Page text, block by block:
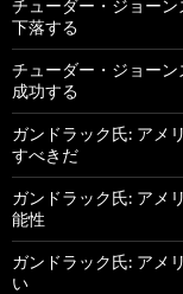
チューダー・ジョー
下落する
チューダー・ジョー
成功する
ガンドラック氏: アメ
すべきだ
ガンドラック氏: アメ
能性
ガンドラック氏: アメ
い